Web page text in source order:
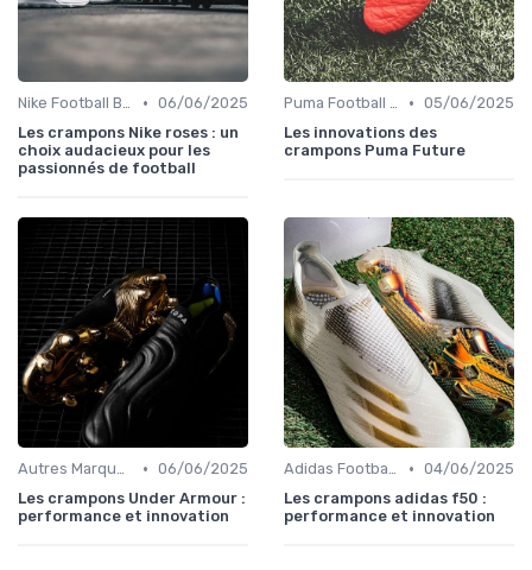
Nike Football Boots • 06/06/2025
Les crampons Nike roses : un
choix audacieux pour les
passionnés de football
Puma Football Boots • 05/06/2025
Les innovations des
crampons Puma Future
Autres Marques • 06/06/2025
Les crampons Under Armour :
performance et innovation
Adidas Football Boots • 04/06/2025
Les crampons adidas f50 :
performance et innovation